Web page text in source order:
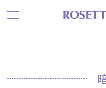
Rosette